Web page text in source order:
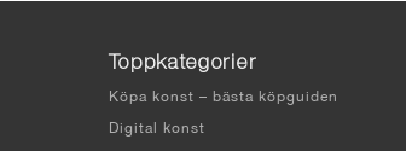
Toppkategorier
Köpa konst – bästa köpguiden
Digital konst